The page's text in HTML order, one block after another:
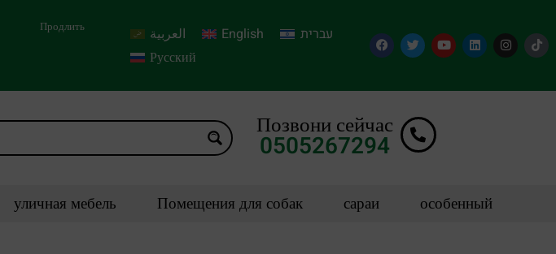
Продлить العربية English
עברית
Русский
Позвони сейчас
0505267294
уличная мебель Помещения для собак сараи особенный